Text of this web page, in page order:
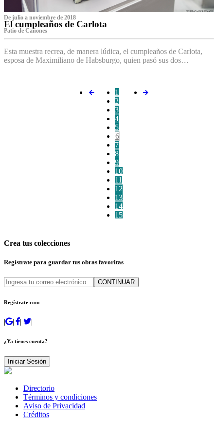
De julio a noviembre de 2018
El cumpleaños de Carlota
Patio de Cañones
Esta muestra recrea, de manera lúdica, el cumpleaños de Carlota,
esposa de Maximiliano de Habsburgo, quien pasó sus dos…
1
2
3
4
5
6
7
8
9
10
11
12
13
14
15
Crea tus colecciones
Regístrate para guardar tus obras favoritas
CONTINUAR
Regístrate con:
| | | |
¿Ya tienes cuenta?
Iniciar Sesión
Directorio
Términos y condiciones
Aviso de Privacidad
Créditos